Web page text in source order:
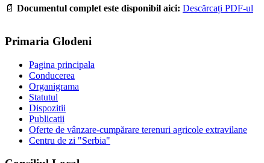
📄 Documentul complet este disponibil aici: Descărcați PDF-ul
Primaria Glodeni
Pagina principala
Conducerea
Organigrama
Statutul
Dispozitii
Publicatii
Oferte de vânzare-cumpărare terenuri agricole extravilane
Centru de zi "Serbia"